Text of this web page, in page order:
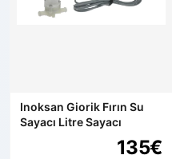
Inoksan Giorik Fırın Su
Sayacı Litre Sayacı
135€